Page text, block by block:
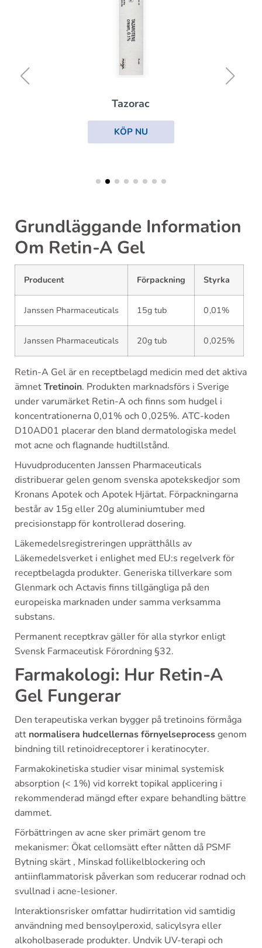
Tazorac
KÖP NU
Grundläggande Information
Om Retin-A Gel
Producent Förpackning Styrka
Janssen Pharmaceuticals 15g tub 0 ,‌01%
Janssen Pharmaceuticals 20g tub 0 ,‌025%
Retin-A Gel är en receptbelagd medicin med det aktiva
ämnetTretinoin. Produkten marknadsförs i Sverige
under varumärket Retin-A och finns som hudgel i
koncentrationerna 0,01% och 0 ,‌025%. ATC-koden
D10AD01 placerar den bland dermatologiska medel
mot acne och flagnande hudtillstånd.
Huvudproducenten Janssen Pharmaceuticals
distribuerar gelen genom svenska apotekskedjor som
Kronans Apotek och Apotek Hjärtat. Förpackningarna
består av 15g eller 20g aluminiumtuber med
precisionstapp för kontrollerad dosering.
Läkemedelsregistreringen upprätthålls av
Läkemedelsverket i enlighet med EU:s regelverk för
receptbelagda produkter. Generiska tillverkare som
Glenmark och Actavis finns tillgängliga på den
europeiska marknaden under samma verksamma
substans.
Permanent receptkrav gäller för alla styrkor enligt
Svensk Farmaceutisk Förordning §32.
Farmakologi: Hur Retin-A
Gel Fungerar
Den terapeutiska verkan bygger på tretinoins förmåga
att normalisera hudcellernas förnyelseprocessgenom
bindning till retinoidreceptorer i keratinocyter.
Farmakokinetiska studier visar minimal systemisk
absorption (< 1%) vid korrekt topikal applicering i
rekommenderad mängd efter expare behandling bättre
dammet.
Förbättringen av acne sker primärt genom tre
mekanismer: Ökat cellomsätt efter nåtten då PSMF
Bytning skärt , Minskad follikelblockering och
antiinflammatorisk påverkan som reducerar rodnad och
svullnad i acne-lesioner.
Interaktionsrisker omfattar hudirritation vid samtidig
användning med bensoylperoxid, salicylsyra eller
alkoholbaserade produkter. Undvik UV-terapi och